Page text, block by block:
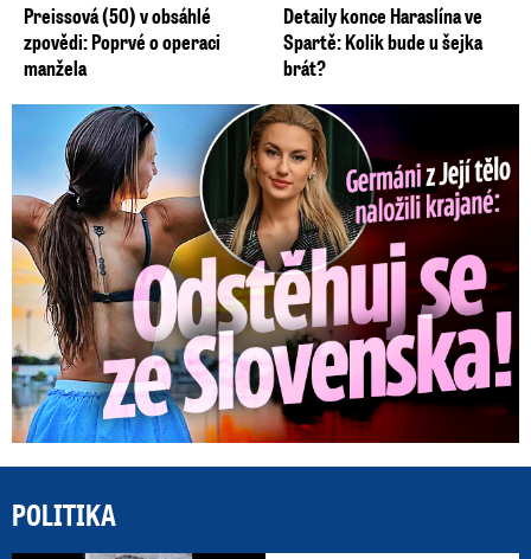
Preissová (50) v obsáhlé
zpovědi: Poprvé o operaci
manžela
Detaily konce Haraslína ve
Spartě: Kolik bude u šejka
brát?
Germáni z Jejího těla: Odstěhuj se, vzkázali jí krajané
POLITIKA